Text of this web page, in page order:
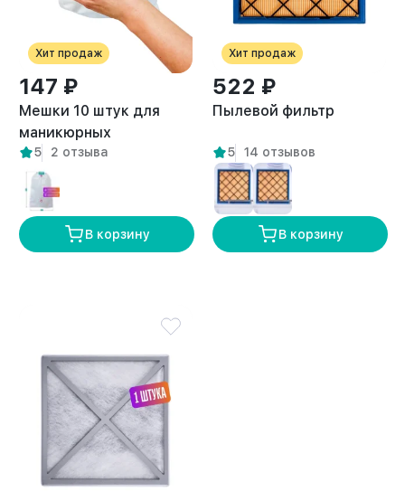
Хит продаж
147 ₽
Мешки 10 штук для
маникюрных
пылесосов
универсальные
5 2 отзыва
В корзину
Хит продаж
522 ₽
Пылевой фильтр
5 14 отзывов
В корзину